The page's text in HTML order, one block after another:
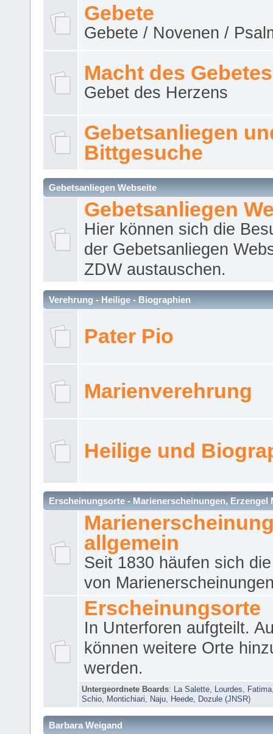
Gebete
Gebete / Novenen /
Macht des Gebetes
Gebet des Herzens
Gebetsanliegen
Bittgesuche
Gebetsanliegen Webseite
Gebetsanliegen
Hier können sich die
der Gebetsanliegen
ZDW austauschen.
Verehrung - Heilige - Biographien
Pater Pio
Marienverehrung
Heilige und
Erscheinungsorte - Marienerscheinungen, Erzengel
allgemein
Seit 1830 häufen sich
von
Erscheinungsorte
In Unterforen aufgteilt.
können weitere Orte
werden.
Untergeordnete Boards: La Salette Lourdes Fatima
Schio
Montichiari Naju Heede Dozule (JNSR)
Barbara Weigand